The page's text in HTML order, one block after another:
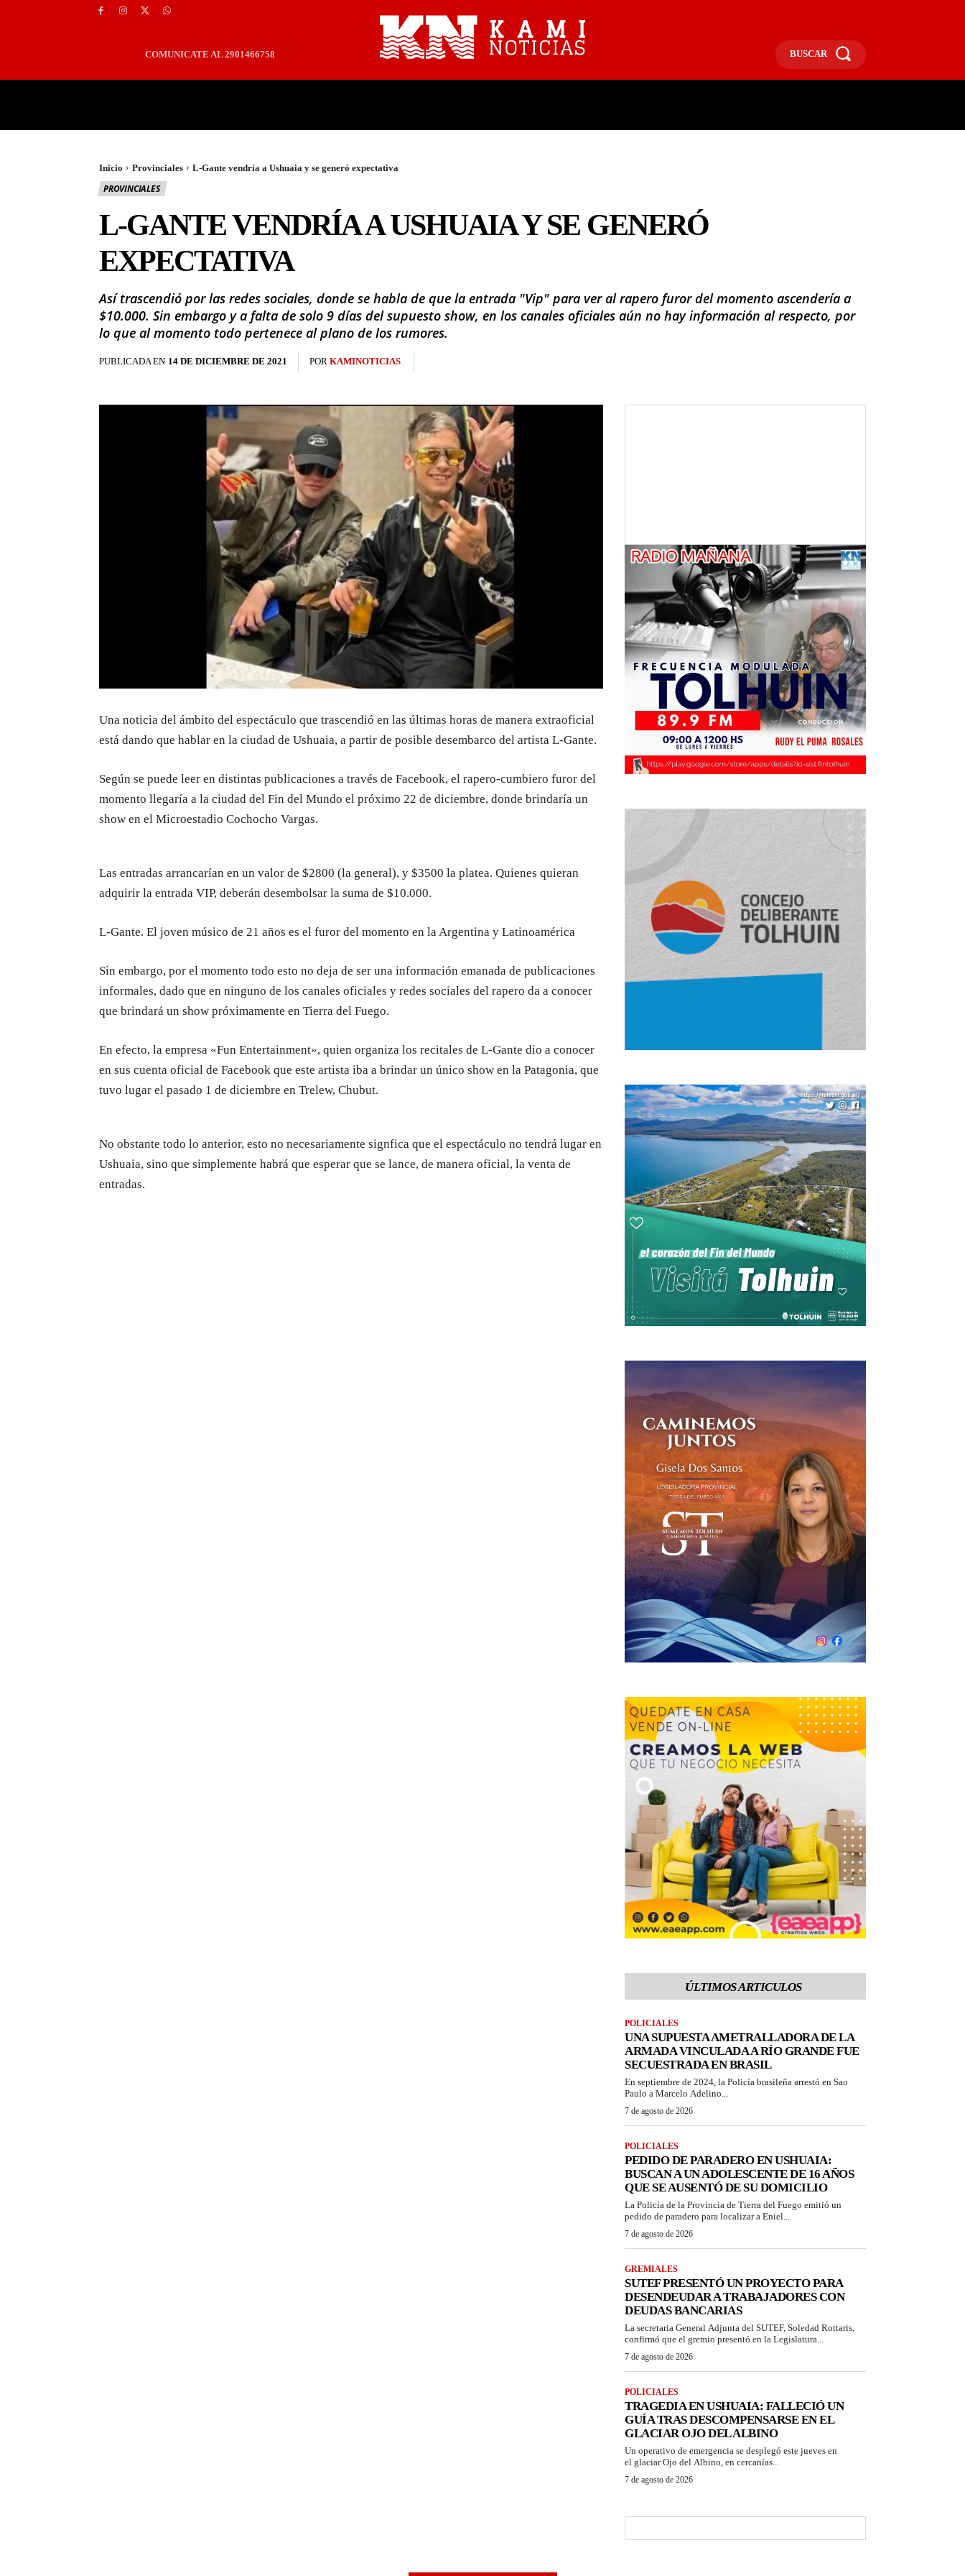
COMUNICATE AL 2901466758 BUSCAR
Inicio Provinciales L-Gante vendría a Ushuaia y se generó expectativa
PROVINCIALES
L-GANTE VENDRÍA A USHUAIA Y SE GENERÓ
EXPECTATIVA
Así trascendió por las redes sociales, donde se habla de que la entrada "Vip" para ver al rapero furor del momento ascendería a
$10.000. Sin embargo y a falta de solo 9 días del supuesto show, en los canales oficiales aún no hay información al respecto, por
lo que al momento todo pertenece al plano de los rumores.
PUBLICADA EN 14 DE DICIEMBRE DE 2021 POR KAMINOTICIAS
Una noticia del ámbito del espectáculo que trascendió en las últimas horas de manera extraoficial
está dando que hablar en la ciudad de Ushuaia, a partir de posible desembarco del artista L-Gante.
Según se puede leer en distintas publicaciones a través de Facebook, el rapero-cumbiero furor del
momento llegaría a la ciudad del Fin del Mundo el próximo 22 de diciembre, donde brindaría un
show en el Microestadio Cochocho Vargas.
Las entradas arrancarían en un valor de $2800 (la general), y $3500 la platea. Quienes quieran
adquirir la entrada VIP, deberán desembolsar la suma de $10.000.
L-Gante. El joven músico de 21 años es el furor del momento en la Argentina y Latinoamérica
Sin embargo, por el momento todo esto no deja de ser una información emanada de publicaciones
informales, dado que en ninguno de los canales oficiales y redes sociales del rapero da a conocer
que brindará un show próximamente en Tierra del Fuego.
En efecto, la empresa «Fun Entertainment», quien organiza los recitales de L-Gante dio a conocer
en sus cuenta oficial de Facebook que este artista iba a brindar un único show en la Patagonia, que
tuvo lugar el pasado 1 de diciembre en Trelew, Chubut.
No obstante todo lo anterior, esto no necesariamente signfica que el espectáculo no tendrá lugar en
Ushuaia, sino que simplemente habrá que esperar que se lance, de manera oficial, la venta de
entradas.
ÚLTIMOS ARTICULOS
POLICIALES
UNA SUPUESTA AMETRALLADORA DE LA
ARMADA VINCULADA A RÍO GRANDE FUE
SECUESTRADA EN BRASIL
En septiembre de 2024, la Policía brasileña arrestó en Sao
Paulo a Marcelo Adelino...
7 de agosto de 2026
POLICIALES
PEDIDO DE PARADERO EN USHUAIA:
BUSCAN A UN ADOLESCENTE DE 16 AÑOS
QUE SE AUSENTÓ DE SU DOMICILIO
La Policía de la Provincia de Tierra del Fuego emitió un
pedido de paradero para localizar a Eniel...
7 de agosto de 2026
GREMIALES
SUTEF PRESENTÓ UN PROYECTO PARA
DESENDEUDAR A TRABAJADORES CON
DEUDAS BANCARIAS
La secretaria General Adjunta del SUTEF, Soledad Rottaris,
confirmó que el gremio presentó en la Legislatura...
7 de agosto de 2026
POLICIALES
TRAGEDIA EN USHUAIA: FALLECIÓ UN
GUÍA TRAS DESCOMPENSARSE EN EL
GLACIAR OJO DEL ALBINO
Un operativo de emergencia se desplegó este jueves en
el glaciar Ojo del Albino, en cercanías...
7 de agosto de 2026